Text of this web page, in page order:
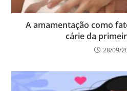
A amamentação como
cárie da
28/09/